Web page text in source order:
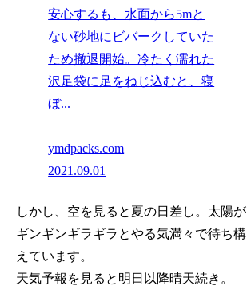
安心するも、水面から5mと
ない砂地にビバークしていた
ため撤退開始。冷たく濡れた
沢足袋に足をねじ込むと、寝
ぼ...
ymdpacks.com
2021.09.01
しかし、空を見ると夏の日差し。太陽が
ギンギンギラギラとやる気満々で待ち構
えています。
天気予報を見ると明日以降晴天続き。